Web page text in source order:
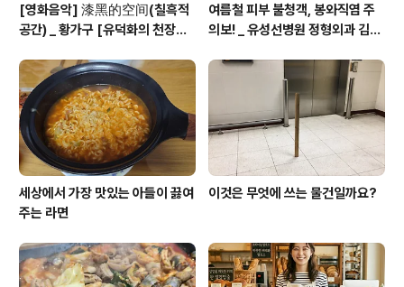
[영화음악] 漆黑的空间(칠흑적
공간) _ 황가구 [유덕화의 천장지
여름철 피부 불청객, 봉와직염 주
의보! _ 유성선병원 정형외과 김의
세상에서 가장 맛있는 아들이 끓여
주는 라면
이것은 무엇에 쓰는 물건일까요?